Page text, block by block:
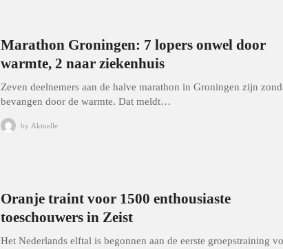
Marathon Groningen: 7 lopers onwel door
warmte, 2 naar ziekenhuis
Zeven deelnemers aan de halve marathon in Groningen zijn
bevangen door de warmte. Dat meldt…
by Aktuelle
Oranje traint voor 1500 enthousiaste
toeschouwers in Zeist
Het Nederlands elftal is begonnen aan de eerste groepstraining